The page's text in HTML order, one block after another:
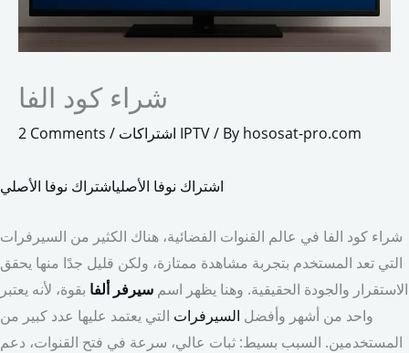
شراء كود الفا
2 Comments / اشتراكات IPTV/ By hososat-pro.com
اشتراك نوفا الأصلياشتراك نوفا الأصلي
شراء كود الفا في عالم القنوات الفضائية، هناك الكثير من السيرفرات
التي تعد المستخدم بتجربة مشاهدة ممتازة، ولكن قليل جدًا منها يحقق
الاستقرار والجودة الحقيقية. وهنا يظهر اسم سيرفر ألفا بقوة، لأنه يعتبر
واحد من أشهر وأفضل السيرفرات التي يعتمد عليها عدد كبير من
المستخدمين. السبب بسيط: ثبات عالي، سرعة في فتح القنوات، دعم